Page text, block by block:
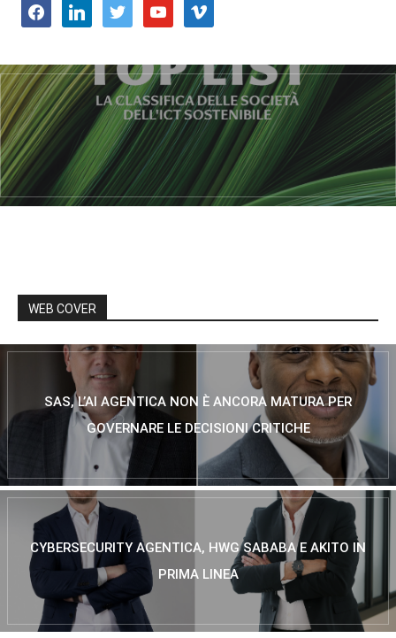
facebooklinkedin twitter youtube vimeo
WEB COVER
SAS, L’AI AGENTICA NON È ANCORA MATURA PER
GOVERNARE LE DECISIONI CRITICHE
CYBERSECURITY AGENTICA, HWG SABABA E AKITO IN
PRIMA LINEA